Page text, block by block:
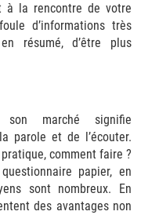
à la rencontre de votre
d’informations très
résumé, d’être plus
marché signifie
parole et de l’écouter.
comment faire ?
papier, en
sont nombreux. En
des avantages non